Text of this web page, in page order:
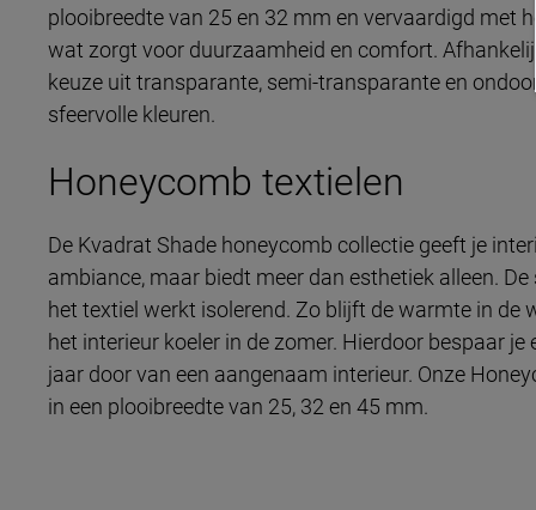
plooibreedte van 25 en 32 mm en vervaardigd met
wat zorgt voor duurzaamheid en comfort.
keuze uit transparante, semi-transparante en
sfeervolle kleuren.
Honeycomb textielen
De Kvadrat Shade honeycomb collectie geeft je
ambiance, maar biedt meer dan esthetiek alleen.
het textiel werkt isolerend. Zo blijft de warmte in de
het interieur koeler in de zomer. Hierdoor bespaar je
jaar door van een aangenaam interieur. Onze
in een plooibreedte van 25, 32 en 45 mm.